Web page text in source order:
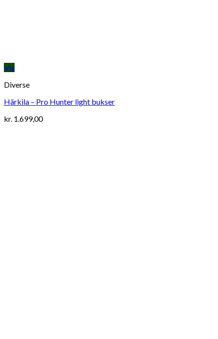
Vis
Diverse
Härkila – Pro Hunter light bukser
kr. 1.699,00